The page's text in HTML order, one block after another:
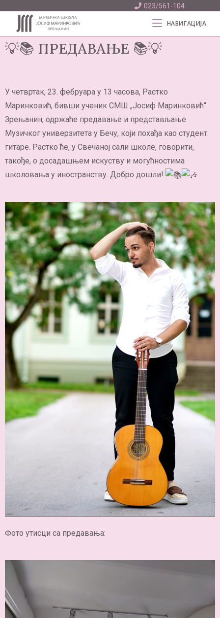
023/561-104
НАВИГАЦИЈА
💡📚 ПРЕДАВАЊЕ 📚💡
У четвртак, 23. фебруара у 13 часова, Растко
Маринковић, бивши ученик СМШ „Јосиф Маринковић“
Зрењанин, одржаће предавање и представљање
Музичког универзитета у Бечу, који похађа као студент
гитаре. Растко ће, у Свечаној сали школе, говорити,
такође, о досадашњем искуству и могућностима
школовања у иностранству. Добро дошли!
Фото утисци са предавања: